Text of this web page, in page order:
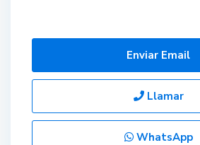
Enviar Email
Llamar
WhatsApp